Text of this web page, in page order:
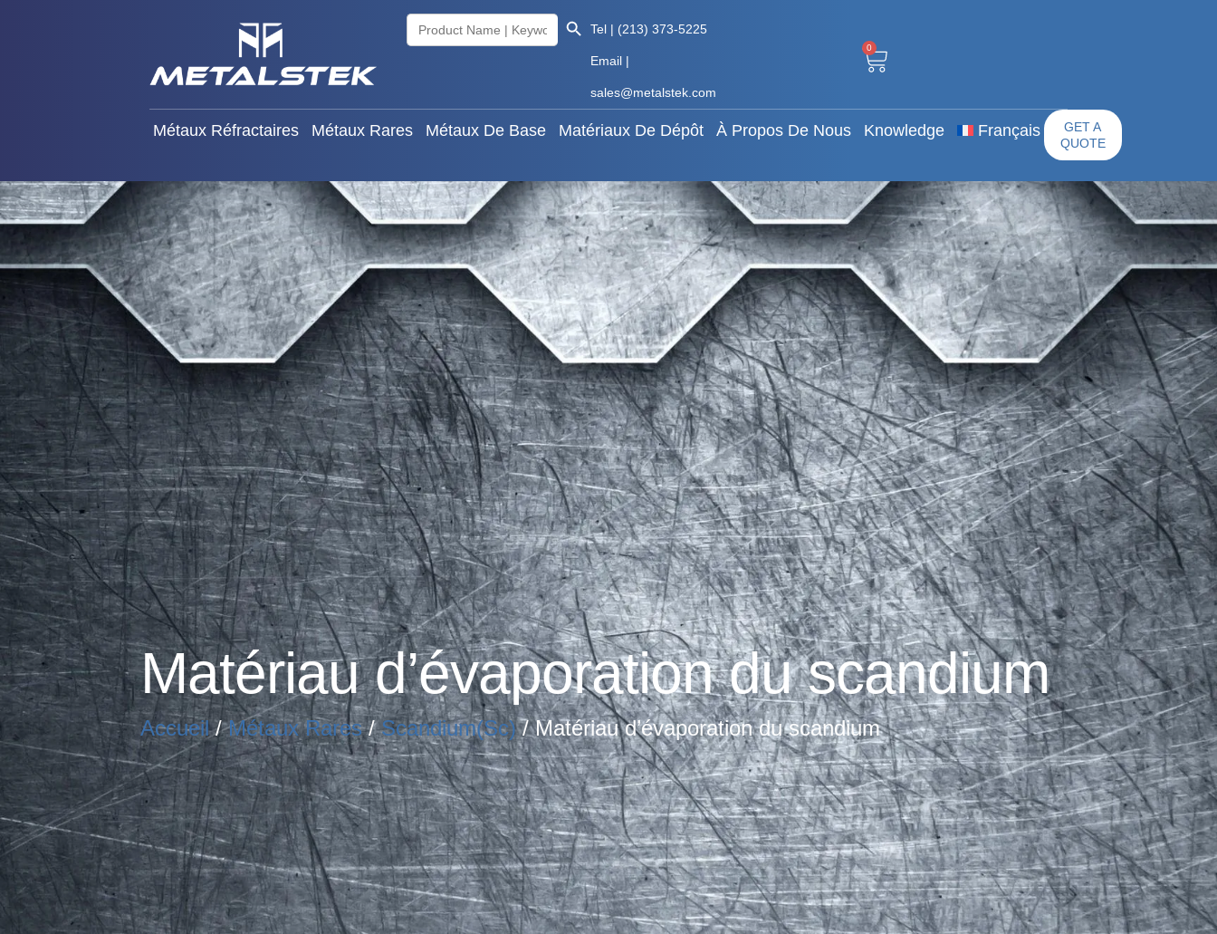
Search
for:
Search Button
Tel | (213) 373-5225
Email |
sales@metalstek.com
0
Métaux Réfractaires Métaux Rares Métaux De Base Matériaux De Dépôt À Propos De Nous Knowledge Français
GET A
QUOTE
Métaux Réfractaires Métaux Rares Métaux De Base Matériaux De Dépôt
Français
Matériau d’évaporation du scandium
Accueil/Métaux Rares/Scandium(Sc)/ Matériau d’évaporation du scandium